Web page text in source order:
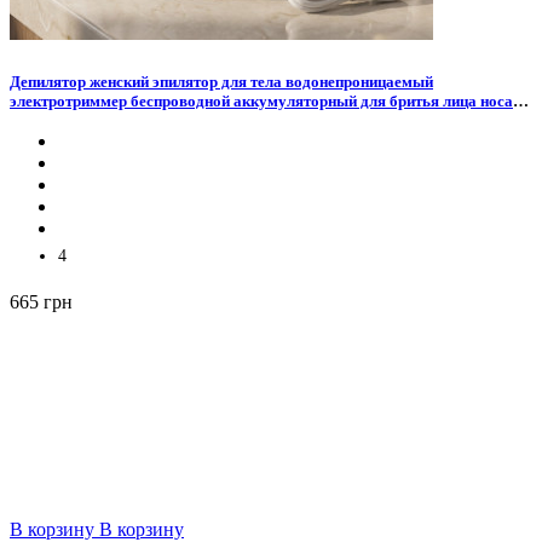
Депилятор женский эпилятор для тела водонепроницаемый
электротриммер беспроводной аккумуляторный для бритья лица носа
электробритва женская универсальная 5 в 1
4
665 грн
В корзину В корзину